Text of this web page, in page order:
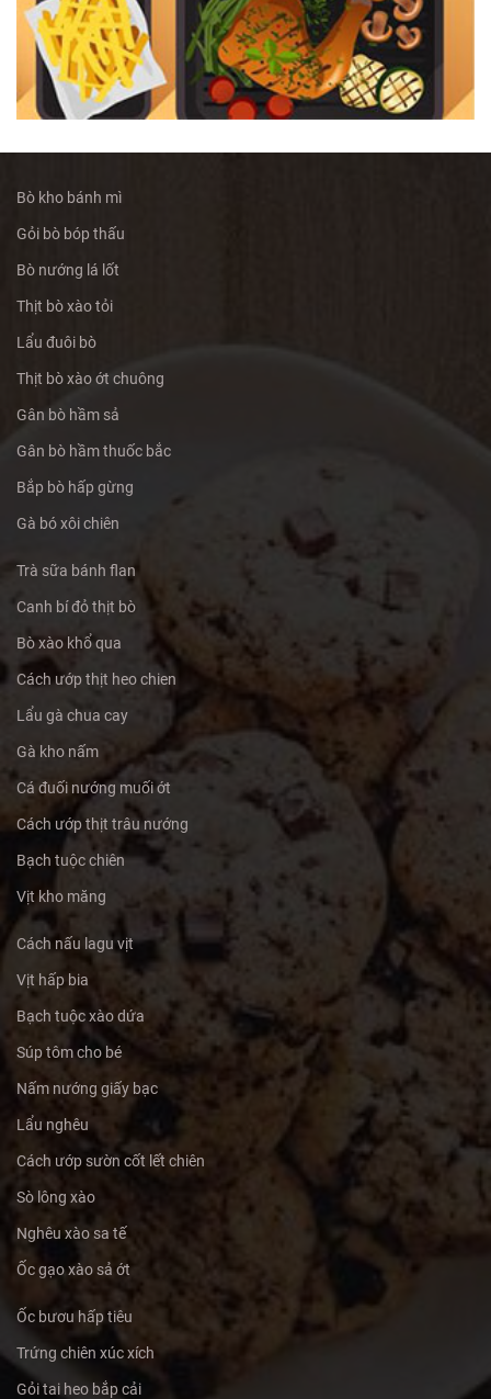
Bò kho bánh mì
Gỏi bò bóp thấu
Bò nướng lá lốt
Thịt bò xào tỏi
Lẩu đuôi bò
Thịt bò xào ớt chuông
Gân bò hầm sả
Gân bò hầm thuốc bắc
Bắp bò hấp gừng
Gà bó xôi chiên
Trà sữa bánh flan
Canh bí đỏ thịt bò
Bò xào khổ qua
Cách ướp thịt heo chien
Lẩu gà chua cay
Gà kho nấm
Cá đuối nướng muối ớt
Cách ướp thịt trâu nướng
Bạch tuộc chiên
Vịt kho măng
Cách nấu lagu vịt
Vịt hấp bia
Bạch tuộc xào dứa
Súp tôm cho bé
Nấm nướng giấy bạc
Lẩu nghêu
Cách ướp sườn cốt lết chiên
Sò lông xào
Nghêu xào sa tế
Ốc gạo xào sả ớt
Ốc bươu hấp tiêu
Trứng chiên xúc xích
Gỏi tai heo bắp cải